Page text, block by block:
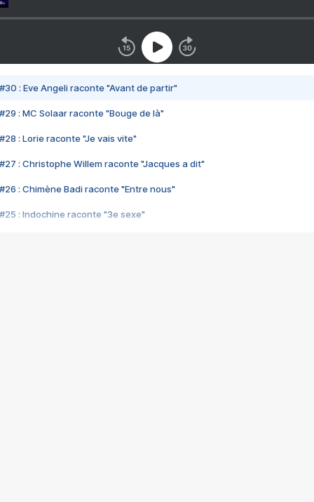
#30 : Eve Angeli raconte "Avant de partir"
#29 : MC Solaar raconte "Bouge de là"
#28 : Lorie raconte "Je vais vite"
#27 : Christophe Willem raconte "Jacques a dit"
#26 : Chimène Badi raconte "Entre nous"
#25 : Indochine raconte "3e sexe"